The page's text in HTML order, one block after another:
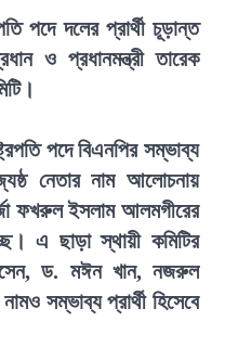
পদে দলের প্রার্থী চূড়ান্ত
ও প্রধানমন্ত্রী তারেক
পদে বিএনপির সম্ভাব্য
নেতার নাম আলোচনায়
ফখরুল ইসলাম আলমগীরের
এ ছাড়া স্থায়ী কমিটির
ড. মঈন খান, নজরুল
সম্ভাব্য প্রার্থী হিসেবে